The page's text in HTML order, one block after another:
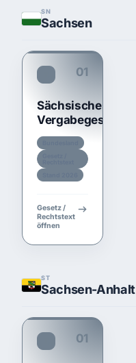
SN
Sachsen
01
Sächsisches
Vergabegesetz
Gesetz /
Rechtstext
öffnen
ST
Sachsen-Anhalt
01